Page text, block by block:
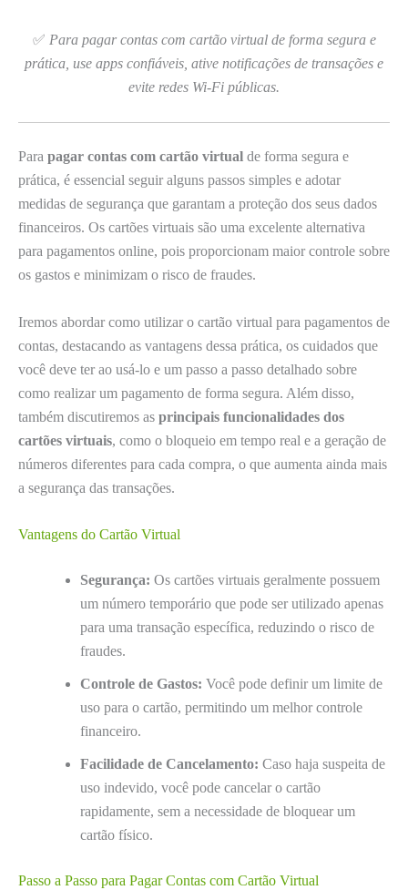
✅ Para pagar contas com cartão virtual de forma segura e
prática, use apps confiáveis, ative notificações de transações e
evite redes Wi-Fi públicas.
Para pagar contas com cartão virtual de forma segura e
prática, é essencial seguir alguns passos simples e adotar
medidas de segurança que garantam a proteção dos seus dados
financeiros. Os cartões virtuais são uma excelente alternativa
para pagamentos online, pois proporcionam maior controle sobre
os gastos e minimizam o risco de fraudes.
Iremos abordar como utilizar o cartão virtual para pagamentos de
contas, destacando as vantagens dessa prática, os cuidados que
você deve ter ao usá-lo e um passo a passo detalhado sobre
como realizar um pagamento de forma segura. Além disso,
também discutiremos as principais funcionalidades dos
cartões virtuais, como o bloqueio em tempo real e a geração de
números diferentes para cada compra, o que aumenta ainda mais
a segurança das transações.
Vantagens do Cartão Virtual
Segurança: Os cartões virtuais geralmente possuem
um número temporário que pode ser utilizado apenas
para uma transação específica, reduzindo o risco de
fraudes.
Controle de Gastos: Você pode definir um limite de
uso para o cartão, permitindo um melhor controle
financeiro.
Facilidade de Cancelamento: Caso haja suspeita de
uso indevido, você pode cancelar o cartão
rapidamente, sem a necessidade de bloquear um
cartão físico.
Passo a Passo para Pagar Contas com Cartão Virtual